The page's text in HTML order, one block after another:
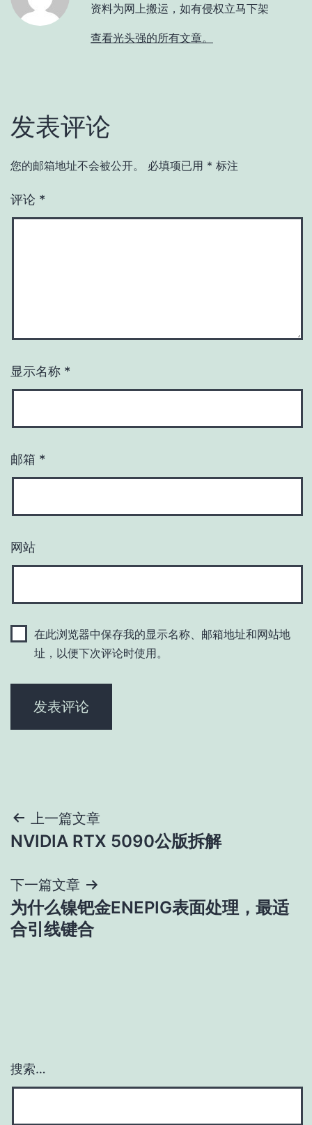
资料为网上搬运，如有侵权立马下架
查看光头强的所有文章。
发表评论
您的邮箱地址不会被公开。 必填项已用 * 标注
评论 *
显示名称 *
邮箱 *
网站
在此浏览器中保存我的显示名称、邮箱地址和网站地
址，以便下次评论时使用。
文
章
导
航
上一篇文章
NVIDIA RTX 5090公版拆解
下一篇文章
为什么镍钯金ENEPIG表面处理，最适
合引线键合
搜索…